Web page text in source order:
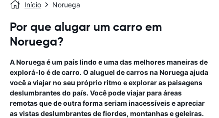
Início Noruega
Por que alugar um carro em
Noruega?
A Noruega é um país lindo e uma das melhores maneiras de
explorá-lo é de carro. O aluguel de carros na Noruega ajuda
você a viajar no seu próprio ritmo e explorar as paisagens
deslumbrantes do país. Você pode viajar para áreas
remotas que de outra forma seriam inacessíveis e apreciar
as vistas deslumbrantes de fiordes, montanhas e geleiras.